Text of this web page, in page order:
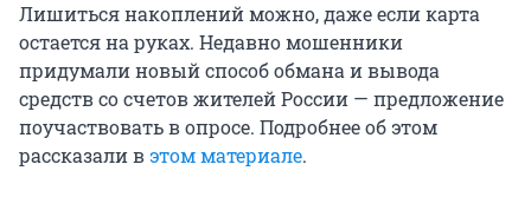
Лишиться накоплений можно, даже если карта
остается на руках. Недавно мошенники
придумали новый способ обмана и вывода
средств со счетов жителей России — предложение
поучаствовать в опросе. Подробнее об этом
рассказали вэтом материале.